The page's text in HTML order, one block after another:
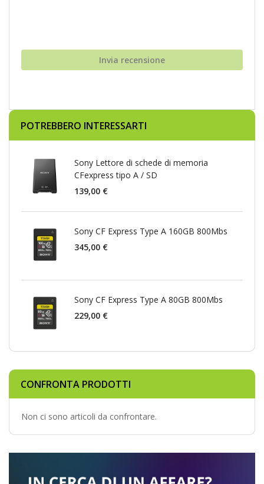
Invia recensione
POTREBBERO INTERESSARTI
Sony Lettore di schede di memoria
CFexpress tipo A / SD
139,00 €
Sony CF Express Type A 160GB 800Mbs
345,00 €
Sony CF Express Type A 80GB 800Mbs
229,00 €
CONFRONTA PRODOTTI
Non ci sono articoli da confrontare.